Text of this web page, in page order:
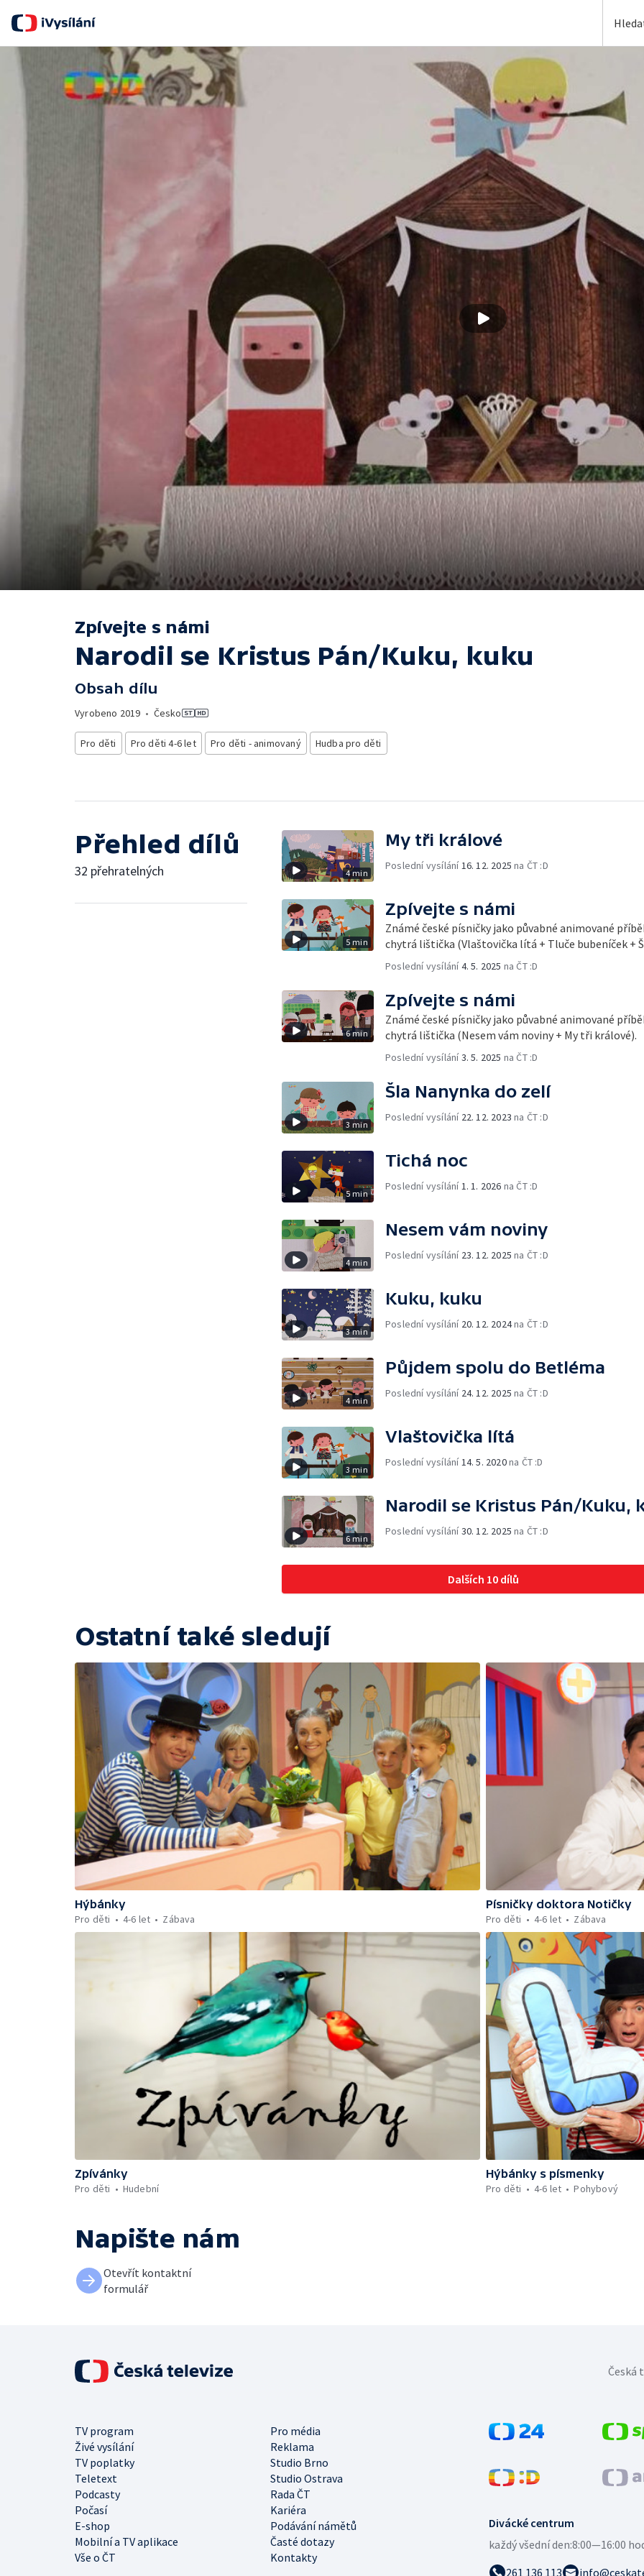
Zpívejte s námi
Narodil se Kristus Pán/Kuku, kuku
Obsah dílu
Vyrobeno 2019 • Česko
Pro děti Pro děti 4-6 let Pro děti - animovaný Hudba pro děti
Přehled dílů
32 přehratelných 4 min
My tři králové
Poslední vysílání 16. 12. 2025 na ČT :D
5 min
Zpívejte s námi
Známé české písničky jako půvabné animované
chytrá lištička (Vlaštovička lítá + Tluče bubeníček +
Poslední vysílání4. 5. 2025 na ČT :D
6 min
Zpívejte s námi
Známé české písničky jako půvabné animované
chytrá lištička (Nesem vám noviny + My tři králové).
Poslední vysílání3. 5. 2025 na ČT :D
3 min
Šla Nanynka do zelí
Poslední vysílání 22. 12. 2023 na ČT :D
5 min
Tichá noc
Poslední vysílání 1. 1. 2026 na ČT :D
4 min
Nesem vám noviny
Poslední vysílání 23. 12. 2025 na ČT :D
3 min
Kuku, kuku
Poslední vysílání 20. 12. 2024na ČT :D
4 min
Půjdem spolu do Betléma
Poslední vysílání 24. 12. 2025 na ČT :D
3 min
Vlaštovička lítá
Poslední vysílání 14. 5. 2020na ČT :D
6 min
Narodil se Kristus Pán/Kuku,
Poslední vysílání30. 12. 2025 na ČT :D
Dalších 10 dílů
Ostatní také sledují
Hýbánky
Pro děti
4-6 let Zábava
Písničky doktora Notičky
Pro děti
4-6 let Zábava
Zpívánky
Pro děti
Hudební
Hýbánky s písmenky
Pro děti
4-6 let Pohybový
Napište nám
Otevřít kontaktní
formulář
Divácké centrum
každý všední den:8:00—16:00
261 136 113
TV program
Pro média
Živé vysílání
Reklama
TV poplatky
Studio Brno
Teletext
Studio Ostrava
Podcasty
Rada ČT
Počasí
Kariéra
E-shop
Podávání námětů
Mobilní a TV aplikace
Časté dotazy
Vše o ČT
Kontakty
Česká